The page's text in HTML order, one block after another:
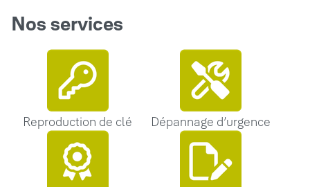
Nos services
Reproduction de clé Dépannage d’urgence